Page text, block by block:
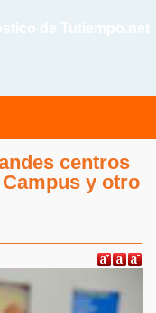
centros
y otro